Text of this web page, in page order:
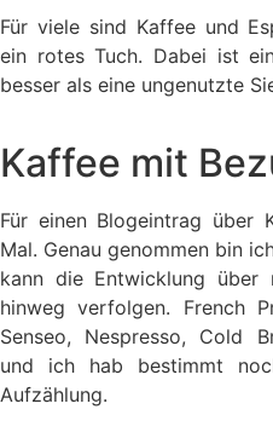
Für viele sind Kaffee und
ein rotes Tuch. Dabei ist
besser als eine ungenutzte
Kaffee mit
Für einen Blogeintrag
Mal. Genau genommen bin
kann die Entwicklung über
hinweg verfolgen. French
Senseo, Nespresso, Cold
und ich hab bestimmt
Aufzählung.